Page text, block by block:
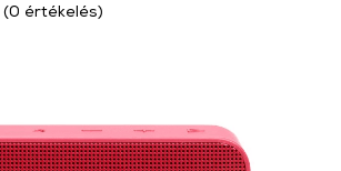
(0 értékelés)